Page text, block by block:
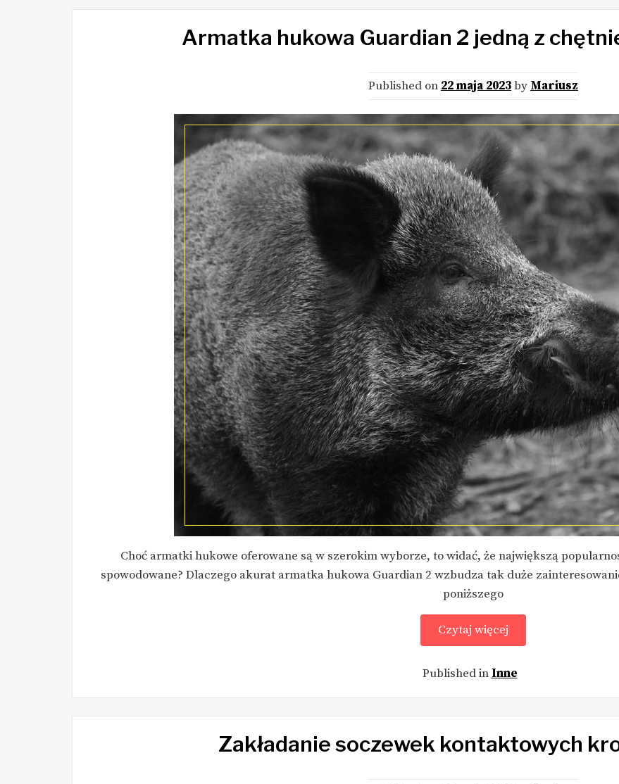
Armatka hukowa Guardian 2 jedną z
Published on 22 maja 2023by Mariusz
Choć armatki hukowe oferowane są w szerokim wyborze, to widać, że największą
spowodowane? Dlaczego akurat armatka hukowa Guardian 2 wzbudza tak duże
poniższego
Czytaj więcej
Published in Inne
Zakładanie soczewek kontaktowych